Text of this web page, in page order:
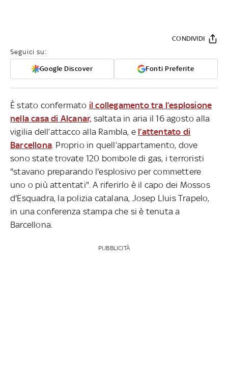
Seguici su:
Google Discover Fonti Preferite
CONDIVIDI
È stato confermato il collegamento tra l’esplosione
nella casa di Alcanar, saltata in aria il 16 agosto alla
vigilia dell’attacco alla Rambla, e l’attentato di
Barcellona . Proprio in quell’appartamento, dove
sono state trovate 120 bombole di gas, i terroristi
"stavano preparando l'esplosivo per commettere
uno o più attentati". A riferirlo è il capo dei Mossos
d'Esquadra, la polizia catalana, Josep Lluis Trapelo,
in una conferenza stampa che si è tenuta a
Barcellona.
PUBBLICITÀ